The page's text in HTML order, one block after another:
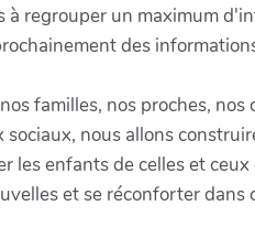
regrouper un maximum
des
familles, nos proches,
nous allons
les enfants de celles et
et se réconforter